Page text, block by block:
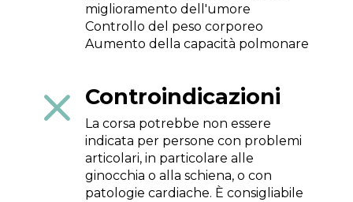
miglioramento dell'umore
Controllo del peso corporeo
Aumento della capacità polmonare
 Controindicazioni
La corsa potrebbe non essere
indicata per persone con problemi
articolari, in particolare alle
ginocchia o alla schiena, o con
patologie cardiache. È consigliabile